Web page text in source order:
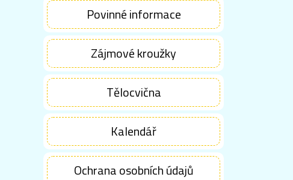
Povinné informace
Zájmové kroužky
Tělocvična
Kalendář
Ochrana osobních údajů